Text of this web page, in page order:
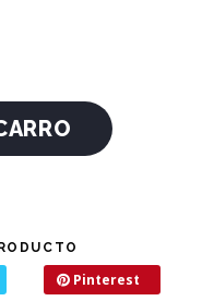
Pinterest